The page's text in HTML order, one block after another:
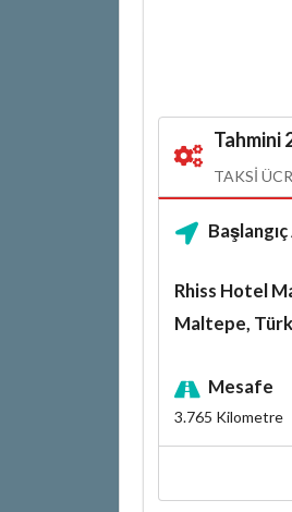
Tahmini
TAKSI
Rhiss Hotel
Maltepe,
Mesafe
3.765 Kilometre